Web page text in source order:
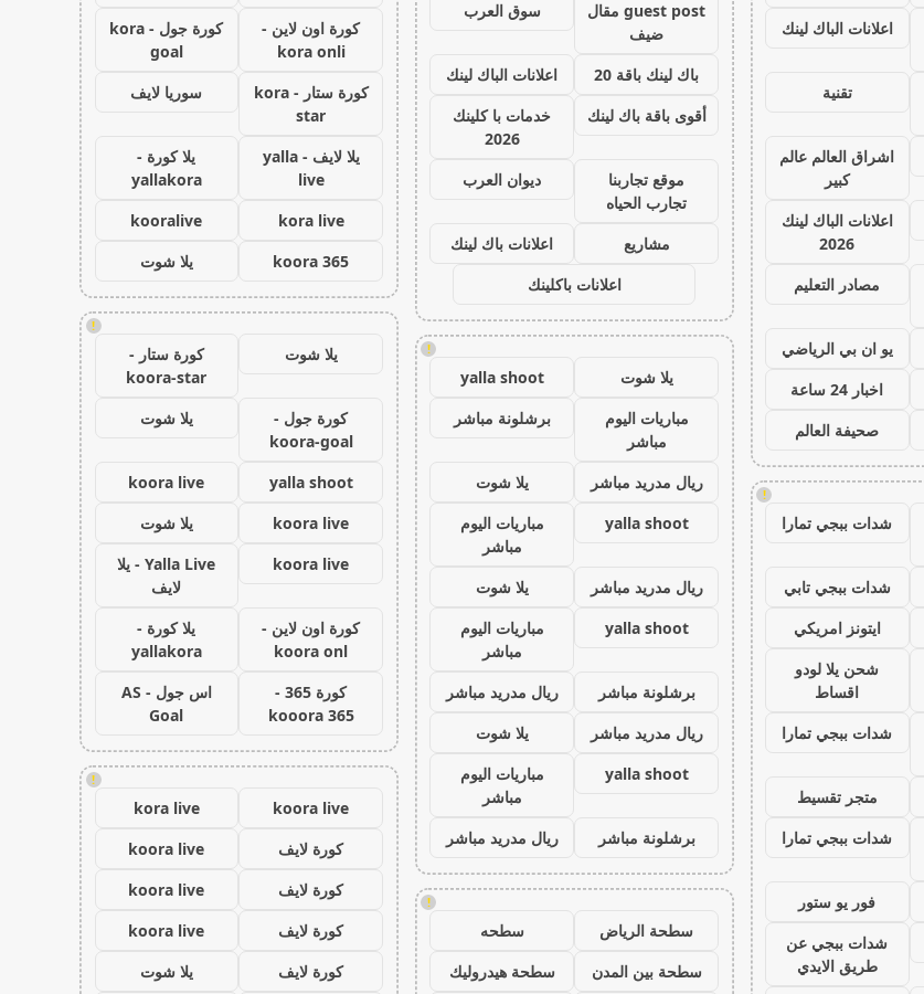
اعلانات الباك لينك
تقنية
اشراق العالم عالم
كبير
اعلانات الباك لينك
2026
مصادر التعليم
يو ان بي الرياضي
اخبار 24 ساعة
صحيفة العالم
!
شدات ببجي تمارا
شدات ببجي تابي
ايتونز امريكي
شحن يلا لودو
اقساط
شدات ببجي تمارا
متجر تقسيط
شدات ببجي تمارا
فور يو ستور
شدات ببجي عن
طريق الايدي
guest post مقال
ضيف
سوق العرب
باك لينك باقة 20
اعلانات الباك لينك
أقوى باقة باك لينك
خدمات با كلينك
2026
موقع تجاربنا
تجارب الحياه
ديوان العرب
مشاريع
اعلانات باك لينك
اعلانات باكلينك
!
يلا شوت
yalla shoot
مباريات اليوم
مباشر
برشلونة مباشر
ريال مدريد مباشر
يلا شوت
yalla shoot
مباريات اليوم
مباشر
ريال مدريد مباشر
يلا شوت
yalla shoot
مباريات اليوم
مباشر
برشلونة مباشر
ريال مدريد مباشر
ريال مدريد مباشر
يلا شوت
yalla shoot
مباريات اليوم
مباشر
برشلونة مباشر
ريال مدريد مباشر
!
سطحة الرياض
سطحه
سطحة بين المدن
سطحة هيدروليك
كورة اون لاين -
kora onli
كورة جول - kora
goal
كورة ستار - kora
star
سوريا لايف
يلا لايف - yalla
live
يلا كورة -
yallakora
kora live
kooralive
koora 365
يلا شوت
!
يلا شوت
كورة ستار -
koora-star
كورة جول -
koora-goal
يلا شوت
yalla shoot
koora live
koora live
يلا شوت
koora live
Yalla Live - يلا
لايف
كورة اون لاين -
koora onl
يلا كورة -
yallakora
كورة 365 -
kooora 365
اس جول - AS
Goal
!
koora live
kora live
كورة لايف
koora live
كورة لايف
koora live
كورة لايف
koora live
كورة لايف
يلا شوت